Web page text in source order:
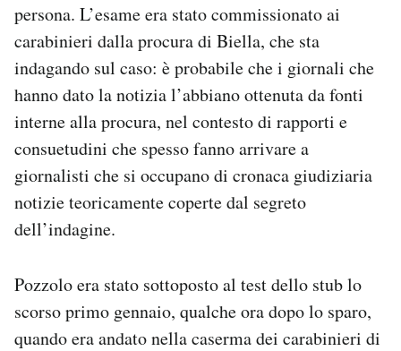
Hai bisogno di aiuto?
Esci
persona. L’esame era stato commissionato ai
carabinieri dalla procura di Biella, che sta
indagando sul caso: è probabile che i giornali che
hanno dato la notizia l’abbiano ottenuta da fonti
interne alla procura, nel contesto di rapporti e
consuetudini che spesso fanno arrivare a
giornalisti che si occupano di cronaca giudiziaria
notizie teoricamente coperte dal segreto
dell’indagine.
Pozzolo era stato sottoposto al test dello stub lo
scorso primo gennaio, qualche ora dopo lo sparo,
quando era andato nella caserma dei carabinieri di